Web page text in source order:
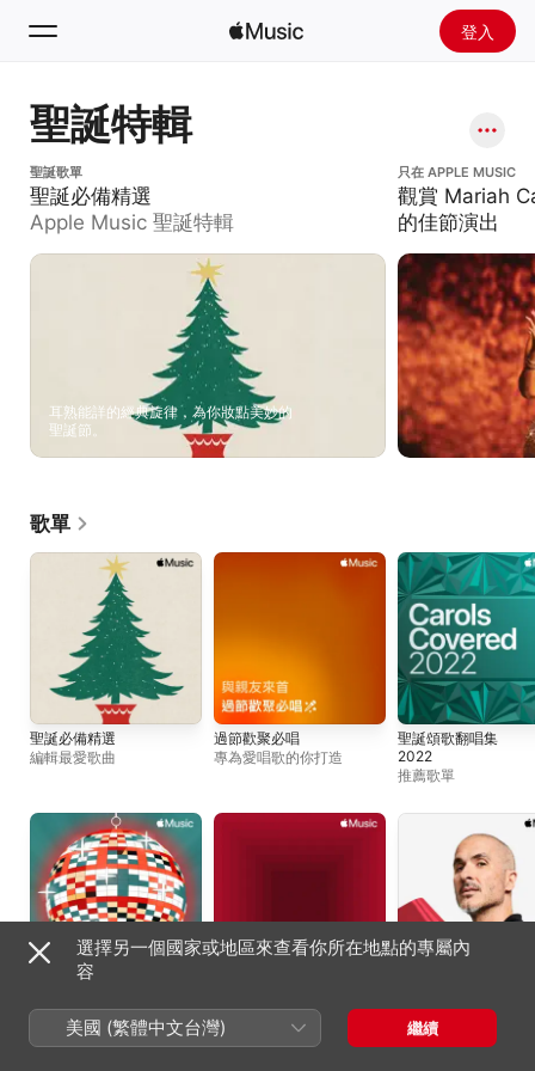
登入
搜尋
首頁
新發現
安裝 Apple Music
聖誕特輯
聖誕必備精選
聖誕歌單
聖誕必備精選
Apple Music 聖誕特輯
耳熟能詳的經典旋律，為你妝點美妙的
聖誕節。
觀賞 Mariah Carey
只在 APPLE MUSIC
觀賞 Mariah
的佳節演出
歌單
聖誕必備精選
編輯最愛歌曲
編輯最愛歌單
過節歡聚必唱
專為愛唱歌的你打造
曲
空間音訊精選
聖誕頌歌翻唱集
2022
推薦歌單
屬 50 首佳節歌曲
The Zane Lowe
選擇另一個國家或地區來查看你所在地點的專屬內
容
美國 (繁體中文台灣) 繼續